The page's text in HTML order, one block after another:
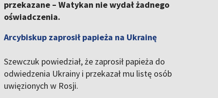
przekazane – Watykan nie wydał żadnego
oświadczenia.
Arcybiskup zaprosił papieża na Ukrainę
Szewczuk powiedział, że zaprosił papieża do
odwiedzenia Ukrainy i przekazał mu listę osób
uwięzionych w Rosji.